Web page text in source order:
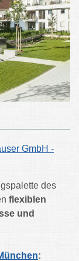
GmbH -
des
flexiblen
und
: